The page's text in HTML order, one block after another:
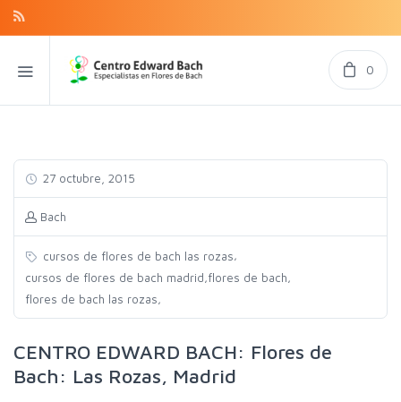
0
27 octubre, 2015
Bach
cursos de flores de bach las rozas,
cursos de flores de bach madrid flores de bach
flores de bach las rozas
CENTRO EDWARD BACH: Flores de
Bach: Las Rozas, Madrid